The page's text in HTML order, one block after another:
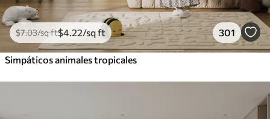
$7.03/sq ft$4 .22/sq ft 301
Simpáticos animales tropicales